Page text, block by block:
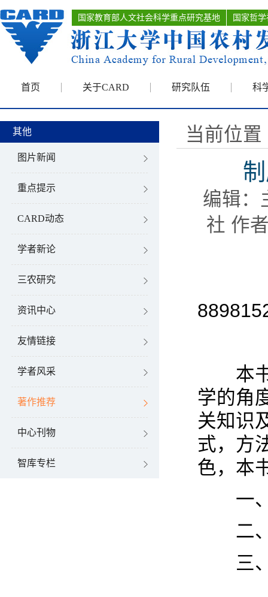
国家教育部人文社会科学重点研究基地 国家哲
首页 关于CARD 研究队伍 科
其他
图片新闻
重点提示
CARD动态
学者新论
三农研究
资讯中心
友情链接
学者风采
著作推荐
中心刊物
智库专栏
当前位置
编辑：
社 作
本书
学的角
关知识
式，方
色，本
一、
二、
三、